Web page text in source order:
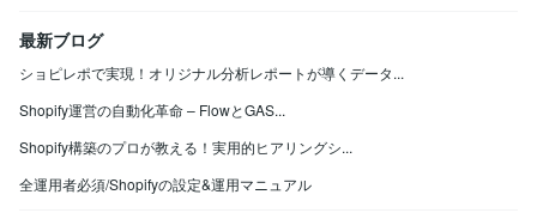
最新ブログ
ショピレポで実現！オリジナル分析レポートが導くデータ...
Shopify運営の自動化革命 – FlowとGAS...
Shopify構築のプロが教える！実用的ヒアリングシ...
全運用者必須/Shopifyの設定&運用マニュアル